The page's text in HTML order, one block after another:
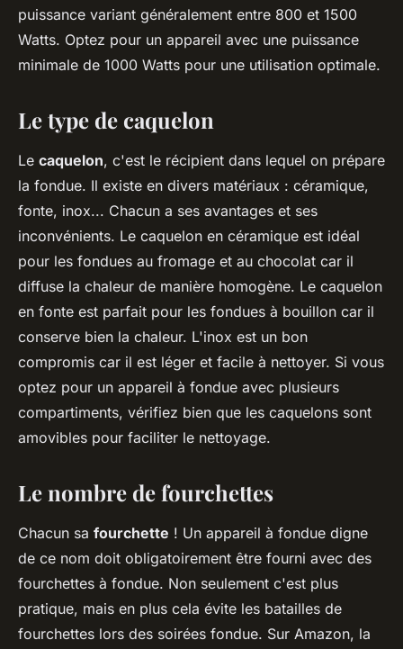
puissance variant généralement entre 800 et 1500
Watts. Optez pour un appareil avec une puissance
minimale de 1000 Watts pour une utilisation optimale.
Le type de caquelon
Le caquelon, c'est le récipient dans lequel on prépare
la fondue. Il existe en divers matériaux : céramique,
fonte, inox... Chacun a ses avantages et ses
inconvénients. Le caquelon en céramique est idéal
pour les fondues au fromage et au chocolat car il
diffuse la chaleur de manière homogène. Le caquelon
en fonte est parfait pour les fondues à bouillon car il
conserve bien la chaleur. L'inox est un bon
compromis car il est léger et facile à nettoyer. Si vous
optez pour un appareil à fondue avec plusieurs
compartiments, vérifiez bien que les caquelons sont
amovibles pour faciliter le nettoyage.
Le nombre de fourchettes
Chacun sa fourchette ! Un appareil à fondue digne
de ce nom doit obligatoirement être fourni avec des
fourchettes à fondue. Non seulement c'est plus
pratique, mais en plus cela évite les batailles de
fourchettes lors des soirées fondue. Sur Amazon, la